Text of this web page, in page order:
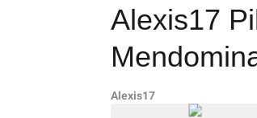
Alexis17
Alexis17